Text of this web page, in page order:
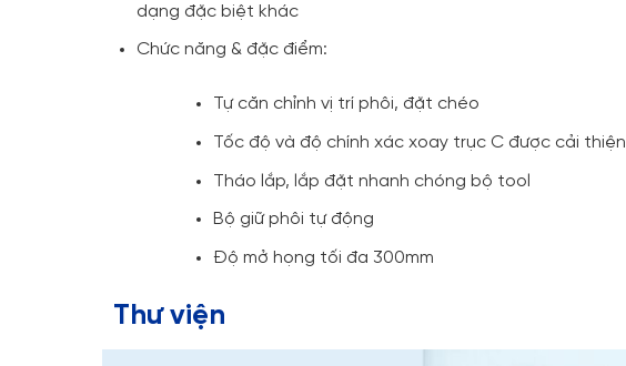
dạng đặc biệt khác
Chức năng & đặc điểm:
Tự căn chỉnh vị trí phôi, đặt chéo
Tốc độ và độ chính xác xoay trục C được cải thiện
Tháo lắp, lắp đặt nhanh chóng bộ tool
Bộ giữ phôi tự động
Độ mở họng tối đa 300mm
Thư viện